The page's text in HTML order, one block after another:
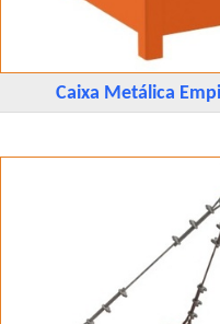
Caixa Metálica